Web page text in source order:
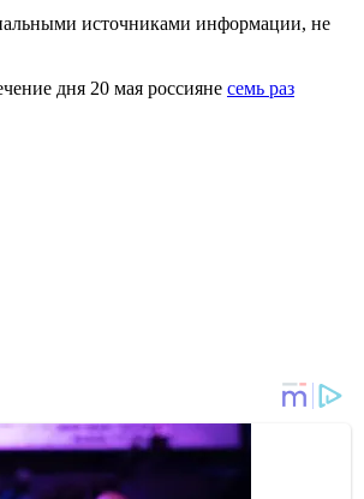
источниками информации, не
дня 20 мая россияне семь раз